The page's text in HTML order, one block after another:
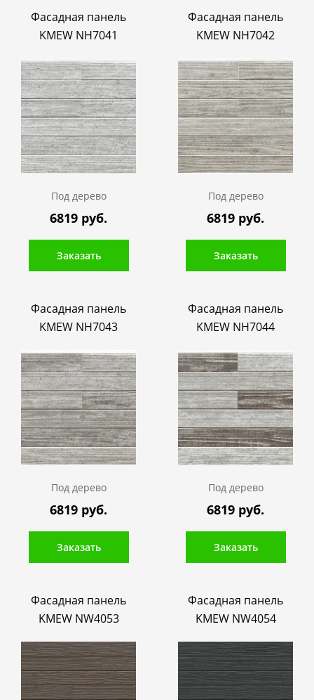
Фасадная панель
KMEW NH7041
Под дерево
6819 руб.
Заказать
Фасадная панель
KMEW NH7042
Под дерево
6819 руб.
Заказать
Фасадная панель
KMEW NH7043
Под дерево
6819 руб.
Заказать
Фасадная панель
KMEW NH7044
Под дерево
6819 руб.
Заказать
Фасадная панель
KMEW NW4053
Фасадная панель
KMEW NW4054